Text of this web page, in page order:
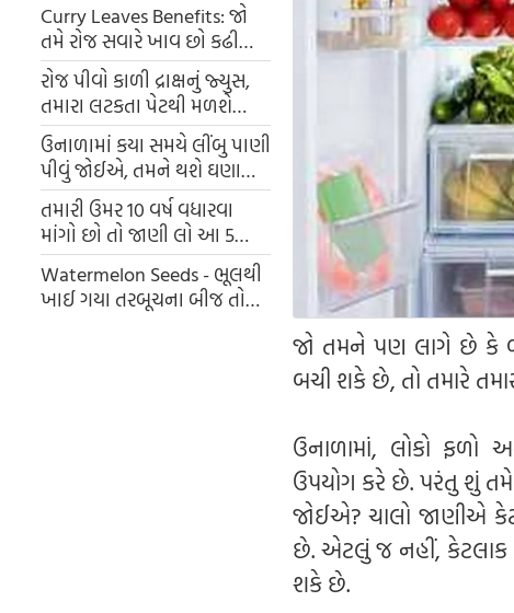
Curry Leaves Benefits: જો
તમે રોજ સવારે ખાવ છો કઢી
લીમડાના પાન તો મળશે આ
ગજબના ફાયદા
રોજ પીવો કાળી દ્રાક્ષનું જ્યુસ,
તમારા લટકતા પેટથી મળશે
છુટકારો
ઉનાળામાં કયા સમયે લીંબુ પાણી
પીવું જોઈએ, તમને થશે ઘણા
ફાયદા
તમારી ઉમર 10 વર્ષ વધારવા
માંગો છો તો જાણી લો આ 5
સિક્રેટસ
Watermelon Seeds - ભૂલથી
ખાઈ ગયા તરબૂચના બીજ તો
જો તમને પણ લાગે છે કે
બચી શકે છે, તો તમારે
ઉનાળામાં, લોકો ફળો
ઉપયોગ કરે છે. પરંતુ શું તમે
જોઈએ? ચાલો જાણીએ
છે. એટલું જ નહીં, કેટલાક
શકે છે.